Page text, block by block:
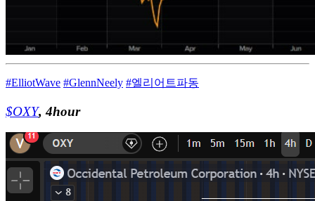
#ElliotWave #GlennNeely #엘리어트파동
$OXY, 4hour